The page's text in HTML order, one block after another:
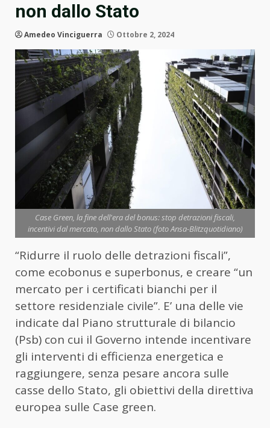
non dallo Stato
Amedeo Vinciguerra Ottobre 2, 2024
Case Green, la fine dell'era del bonus: stop detrazioni fiscali,
incentivi dal mercato, non dallo Stato (foto Ansa-Blitzquotidiano)
“Ridurre il ruolo delle detrazioni fiscali”,
come ecobonus e superbonus, e creare “un
mercato per i certificati bianchi per il
settore residenziale civile”. E’ una delle vie
indicate dal Piano strutturale di bilancio
(Psb) con cui il Governo intende incentivare
gli interventi di efficienza energetica e
raggiungere, senza pesare ancora sulle
casse dello Stato, gli obiettivi della direttiva
europea sulle Case green.